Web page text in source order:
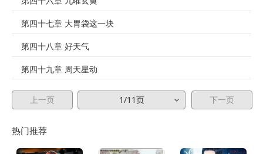
第四十七章 大胃袋这一块
第四十八章 好天气
第四十九章 周天星动
第五十章 浊世魔炎功
上一页 1/11页 下一页
热门推荐